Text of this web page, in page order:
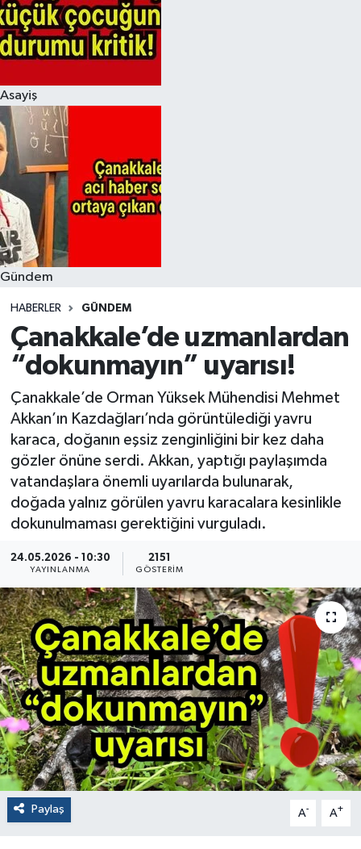
Asayiş
Gündem
HABERLER GÜNDEM
Çanakkale’de uzmanlardan
“dokunmayın” uyarısı!
Çanakkale’de Orman Yüksek Mühendisi Mehmet
Akkan’ın Kazdağları’nda görüntülediği yavru
karaca, doğanın eşsiz zenginliğini bir kez daha
gözler önüne serdi. Akkan, yaptığı paylaşımda
vatandaşlara önemli uyarılarda bulunarak,
doğada yalnız görülen yavru karacalara kesinlikle
dokunulmaması gerektiğini vurguladı.
24.05.2026 - 10:30
YAYINLANMA
2151
GÖSTERIM
Paylaş A- A+